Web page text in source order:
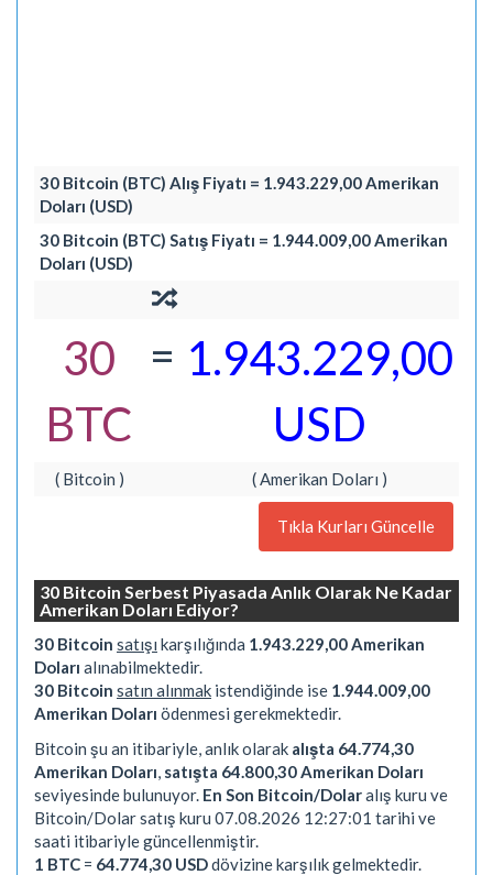
30 Bitcoin (BTC) Alış Fiyatı = 1.943.229,00 Amerikan
Doları (USD)
30 Bitcoin (BTC) Satış Fiyatı = 1.944.009,00 Amerikan
Doları (USD)
30
BTC
= 1.943.229,00
USD
( Bitcoin ) ( Amerikan Doları )
Tıkla Kurları Güncelle
30 Bitcoin Serbest Piyasada Anlık Olarak Ne Kadar
Amerikan Doları Ediyor?
30 Bitcoin satışı karşılığında 1.943.229,00 Amerikan
Doları alınabilmektedir.
30 Bitcoin satın alınmak istendiğinde ise 1.944.009,00
Amerikan Doları ödenmesi gerekmektedir.
Bitcoin şu an itibariyle, anlık olarak alışta 64.774,30
Amerikan Doları satışta 64.800,30 Amerikan Doları
seviyesinde bulunuyor. En Son Bitcoin/Dolaralış kuru ve
Bitcoin/Dolar satış kuru 07.08.2026 12:27:01 tarihi ve
saati itibariyle güncellenmiştir.
1 BTC = 64.774,30 USDdövizine karşılık gelmektedir.